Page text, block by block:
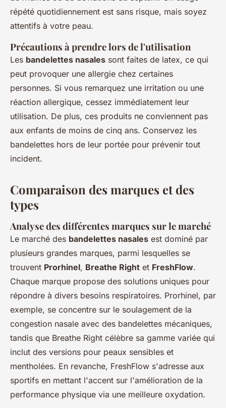
répété quotidiennement est sans risque, mais soyez
attentifs à votre peau.
Précautions à prendre lors de l'utilisation
Les bandelettes nasales sont faites de latex, ce qui
peut provoquer une allergie chez certaines
personnes. Si vous remarquez une irritation ou une
réaction allergique, cessez immédiatement leur
utilisation. De plus, ces produits ne conviennent pas
aux enfants de moins de cinq ans. Conservez les
bandelettes hors de leur portée pour prévenir tout
incident.
Comparaison des marques et des
types
Analyse des différentes marques sur le marché
Le marché des bandelettes nasales est dominé par
plusieurs grandes marques, parmi lesquelles se
trouvent Prorhinel, Breathe Right et FreshFlow.
Chaque marque propose des solutions uniques pour
répondre à divers besoins respiratoires. Prorhinel, par
exemple, se concentre sur le soulagement de la
congestion nasale avec des bandelettes mécaniques,
tandis que Breathe Right célèbre sa gamme variée qui
inclut des versions pour peaux sensibles et
mentholées. En revanche, FreshFlow s'adresse aux
sportifs en mettant l'accent sur l'amélioration de la
performance physique via une meilleure oxydation.